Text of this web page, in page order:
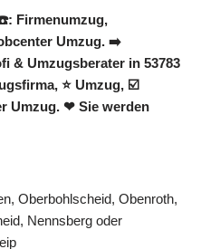
Firmenumzug,
Umzug. ➡️
& Umzugsberater in 53783
⭐ Umzug, ☑️
Umzug. ❤ Sie werden